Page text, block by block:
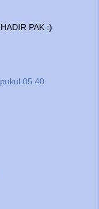
PAK :)
05.40